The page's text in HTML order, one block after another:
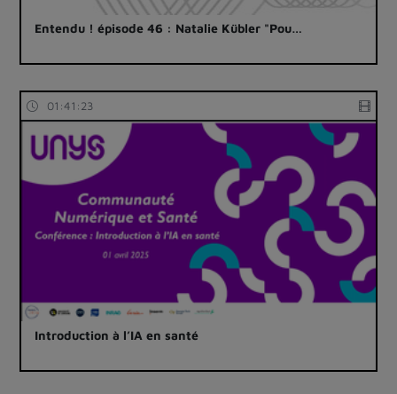
Entendu ! épisode 46 : Natalie Kübler "Pou…
01:41:23
Introduction à l’IA en santé